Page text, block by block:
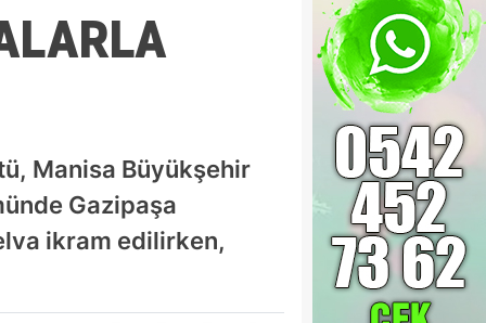
Manisa Büyükşehir
Gazipaşa
ikram edilirken,